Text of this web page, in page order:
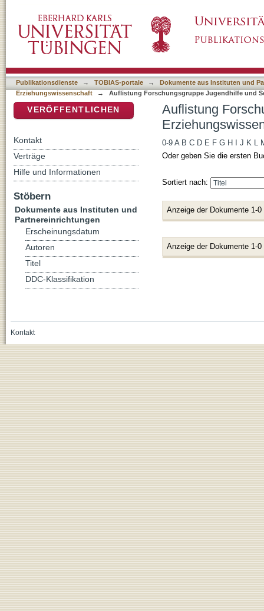
Titel
Publikationsdienste → TOBIAS-portale →
Dokumente aus Instituten und
Erziehungswissenschaft
→ Auflistung Forschungsgruppe Jugendhilfe und
Auflistung
0-9 A B C D E F G H J K L
Oder geben Sie die ersten
Sortiert nach:
Anzeige der Dokumente 1-0
Anzeige der Dokumente 1-0
VERÖFFENTLICHEN
Kontakt
Verträge
Hilfe und Informationen
Stöbern
Dokumente aus Instituten und
Partnereinrichtungen
Erscheinungsdatum
Autoren
Titel
DDC-Klassifikation
Kontakt